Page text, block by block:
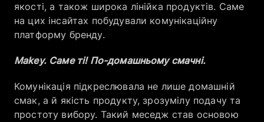
якості, а також широка лінійка продуктів. Саме
на цих інсайтах побудували комунікаційну
платформу бренду.
Makey. Саме ті! По-домашньому смачні.
Комунікація підкреслювала не лише домашній
смак, а й якість продукту, зрозумілу подачу та
простоту вибору. Такий меседж став основою